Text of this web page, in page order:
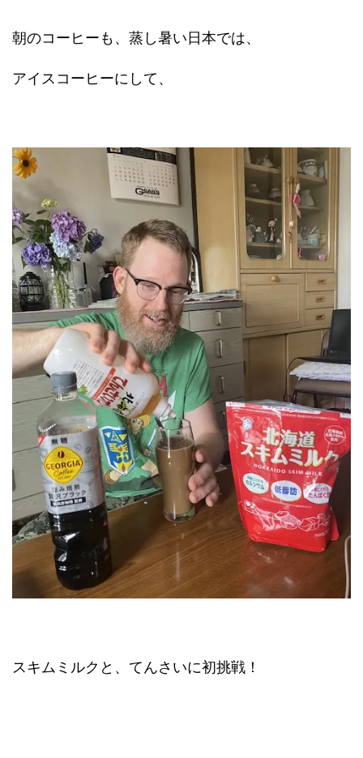
朝のコーヒーも、蒸し暑い日本では、
アイスコーヒーにして、
スキムミルクと、てんさいに初挑戦！